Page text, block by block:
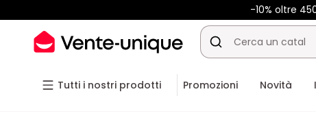
-10% oltre
Tutti i nostri prodotti Promozioni Novità